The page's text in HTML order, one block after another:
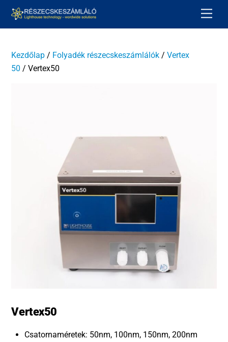
Skip
Kezdőlap / Folyadék részecskeszámlálók /Vertex
50 / Vertex50
Vertex50
Csatornaméretek: 50nm, 100nm, 150nm, 200nm